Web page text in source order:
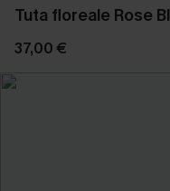
Tuta floreale Rose
37,00 €